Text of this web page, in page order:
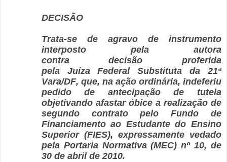
DECISÃO
Trata-se de agravo de instrumento
interposto pela autora
contra decisão proferida
pela Juíza Federal Substituta da 21ª
Vara/DF, que, na ação ordinária, indeferiu
pedido de antecipação de tutela
objetivando afastar óbice a realização de
segundo contrato pelo Fundo de
Financiamento ao Estudante do Ensino
Superior (FIES), expressamente vedado
pela Portaria Normativa (MEC) nº 10, de
30 de abril de 2010.